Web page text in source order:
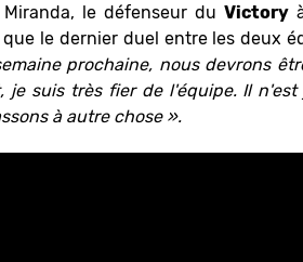
le défenseur du Victoryà
le dernier duel entre les deux
prochaine, nous devrons
je suis très fier de l'équipe. Il
à autre chose ».